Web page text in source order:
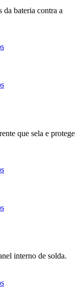
da bateria contra a
que sela e protege
interno de solda.